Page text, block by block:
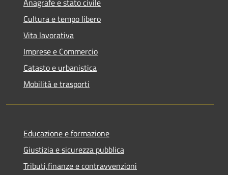
Cultura e tempo libero
Vita lavorativa
Imprese e Commercio
Catasto e urbanistica
Mobilità e trasporti
Educazione e formazione
Giustizia e sicurezza pubblica
Tributi,finanze e contravvenzioni